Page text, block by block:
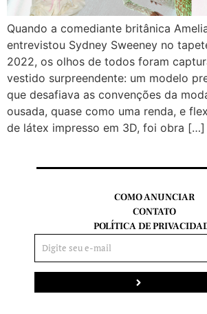
Quando a comediante britânica
entrevistou Sydney Sweeney no
2022, os olhos de todos foram
vestido surpreendente: um modelo
que desafiava as convenções da
ousada, quase como uma renda, e
de látex impresso em 3D, foi obra […]
COMO ANUNCIAR
CONTATO
POLÍTICA DE